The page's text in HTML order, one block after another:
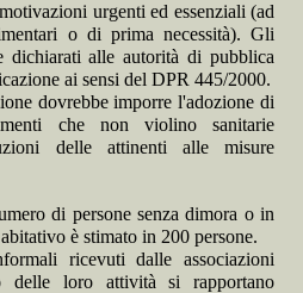
urgenti ed essenziali (ad
o di prima necessità). Gli
dichiarati alle autorità di pubblica
ai sensi del DPR 445/2000.
dovrebbe imporre l'adozione di
che non violino sanitarie
delle attinenti alle misure
di persone senza dimora o in
è stimato in 200 persone.
ricevuti dalle associazioni
delle loro attività si rapportano